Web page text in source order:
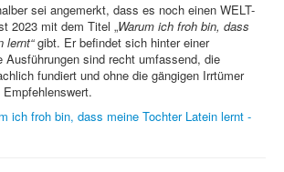
sei angemerkt, dass es noch einen WELT-
2023 mit dem Titel „Warum ich froh bin, dass
lernt“gibt. Er befindet sich hinter einer
Ausführungen sind recht umfassend, die
fundiert und ohne die gängigen Irrtümer
ich froh bin, dass meine Tochter Latein lernt -